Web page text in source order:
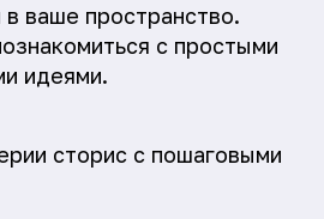
в ваше пространство.
с простыми
идеями.
сторис с пошаговыми